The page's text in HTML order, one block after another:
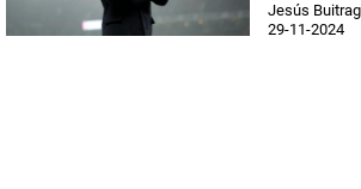
Jesús
29-11-2024